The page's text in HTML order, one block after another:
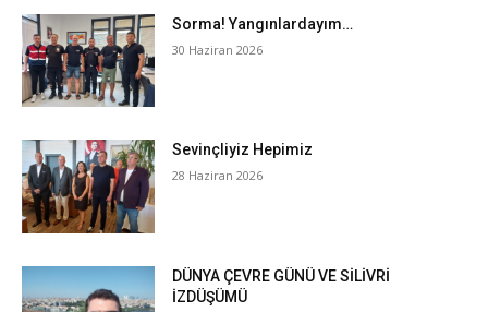
Sorma! Yangınlardayım…
30 Haziran 2026
Sevinçliyiz Hepimiz
28 Haziran 2026
DÜNYA ÇEVRE GÜNÜ VE SİLİVRİ
İZDÜŞÜMÜ